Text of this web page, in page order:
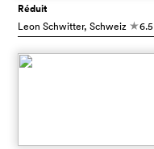
Réduit
Leon Schwitter, Schweiz c6.5